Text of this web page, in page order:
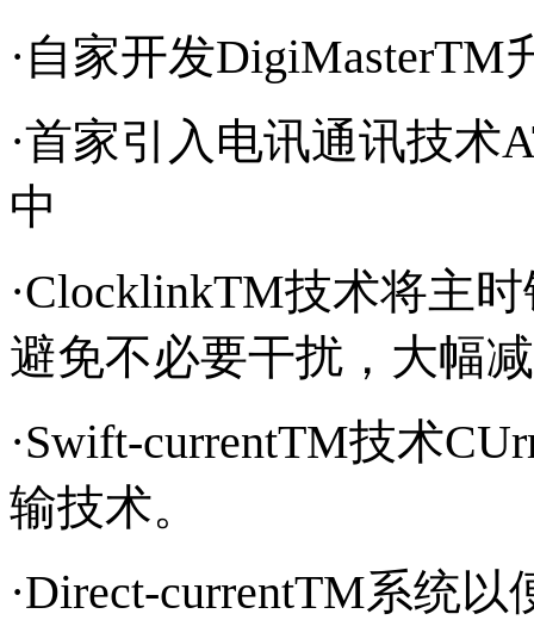
·自家开发DigiMasterTM
·首家引入电讯通讯技术
中
·ClocklinkTM技术将主
避免不必要干扰，大幅
·Swift-currentTM技术
输技术。
·Direct-currentTM系统